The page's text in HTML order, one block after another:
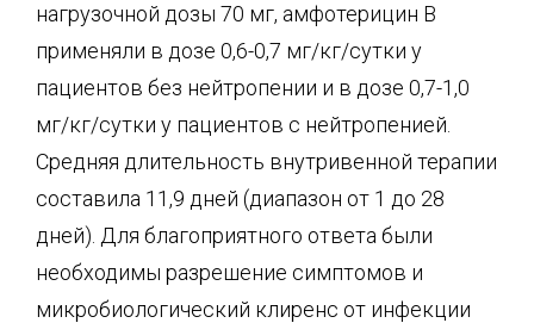
нагрузочной дозы 70 мг, амфотерицин В
применяли в дозе 0,6-0,7 мг/кг/сутки у
пациентов без нейтропении и в дозе 0,7-1,0
мг/кг/сутки у пациентов с нейтропенией.
Средняя длительность внутривенной терапии
составила 11,9 дней (диапазон от 1 до 28
дней). Для благоприятного ответа были
необходимы разрешение симптомов и
микробиологический клиренс от инфекции